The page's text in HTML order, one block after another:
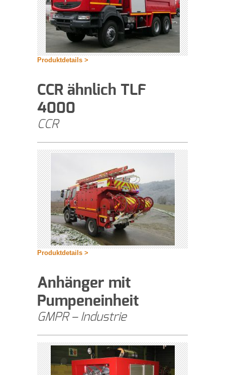
Produktdetails >
CCR ähnlich TLF
4000
CCR
Produktdetails >
Anhänger mit
Pumpeneinheit
GMPR – Industrie